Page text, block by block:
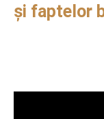
și faptelor